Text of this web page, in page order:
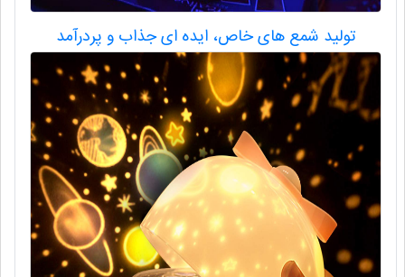
تولید شمع های خاص، ایده ای جذاب و پردرآمد